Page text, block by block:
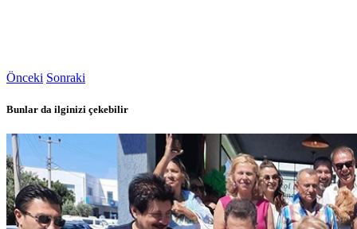
Önceki Sonraki
Bunlar da ilginizi çekebilir